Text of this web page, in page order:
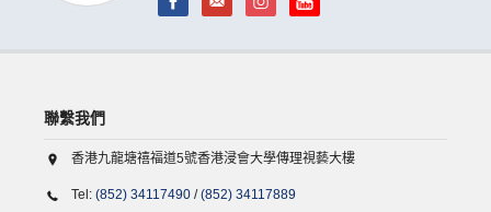
聯繫我們
香港九龍塘禧福道5號香港浸會大學傳理視藝大樓
Tel: (852) 34117490 /(852) 34117889